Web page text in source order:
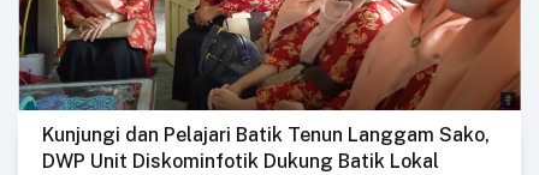
Kunjungi dan Pelajari Batik Tenun Langgam Sako,
DWP Unit Diskominfotik Dukung Batik Lokal